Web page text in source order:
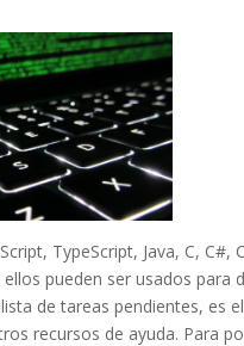
TypeScript, Java, C, C#,
pueden ser usados para
de tareas pendientes, es
recursos de ayuda. Para